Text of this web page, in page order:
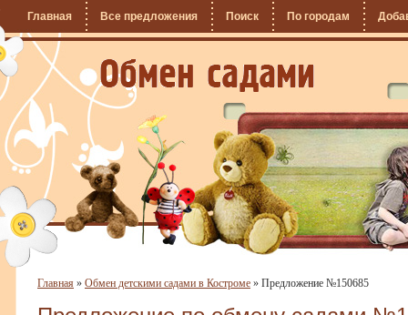
Главная Все предложения Поиск По городам
Главная » Обмен детскими садами в Костроме » Предложение №150685